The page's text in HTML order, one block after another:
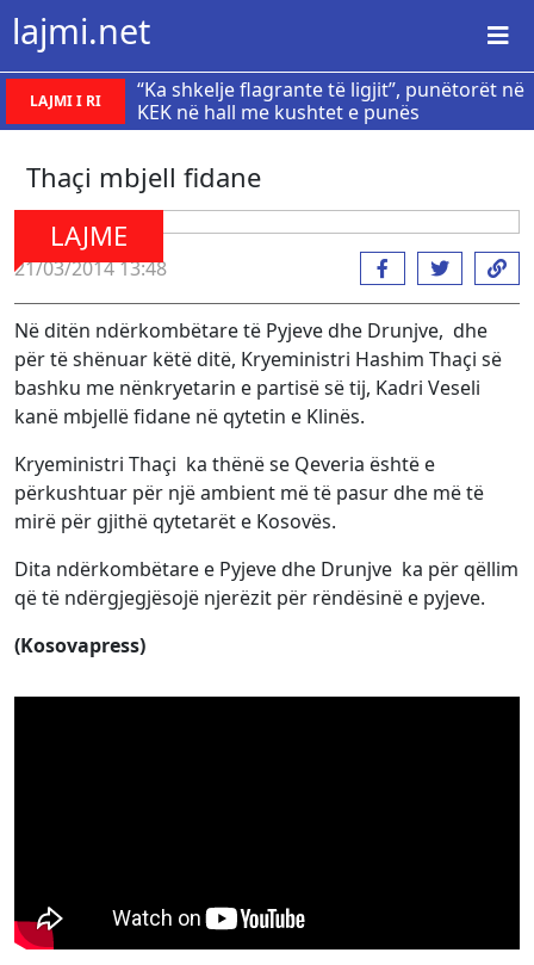
lajmi.net
LAJMI I RI
“Ka shkelje flagrante të ligjit”, punëtorët në
KEK në hall me kushtet e punës
Thaçi mbjell fidane
LAJME
21/03/2014 13:48
Në ditën ndërkombëtare të Pyjeve dhe Drunjve, dhe
për të shënuar këtë ditë, Kryeministri Hashim Thaçi së
bashku me nënkryetarin e partisë së tij, Kadri Veseli
kanë mbjellë fidane në qytetin e Klinës.
Kryeministri Thaçi ka thënë se Qeveria është e
përkushtuar për një ambient më të pasur dhe më të
mirë për gjithë qytetarët e Kosovës.
Dita ndërkombëtare e Pyjeve dhe Drunjve ka për qëllim
që të ndërgjegjësojë njerëzit për rëndësinë e pyjeve.
(Kosovapress)